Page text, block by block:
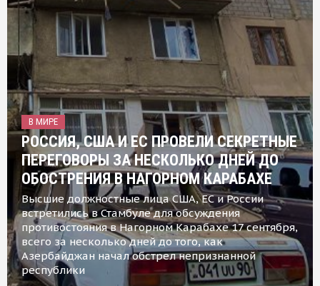
В МИРЕ
РОССИЯ, США И ЕС ПРОВЕЛИ СЕКРЕТНЫЕ
ПЕРЕГОВОРЫ ЗА НЕСКОЛЬКО ДНЕЙ ДО
ОБОСТРЕНИЯ В НАГОРНОМ КАРАБАХЕ
Высшие должностные лица США, ЕС и России
встретились в Стамбуле для обсуждения
противостояния в Нагорном Карабахе 17 сентября,
всего за несколько дней до того, как
Азербайджан начал обстрел непризнанной
республики